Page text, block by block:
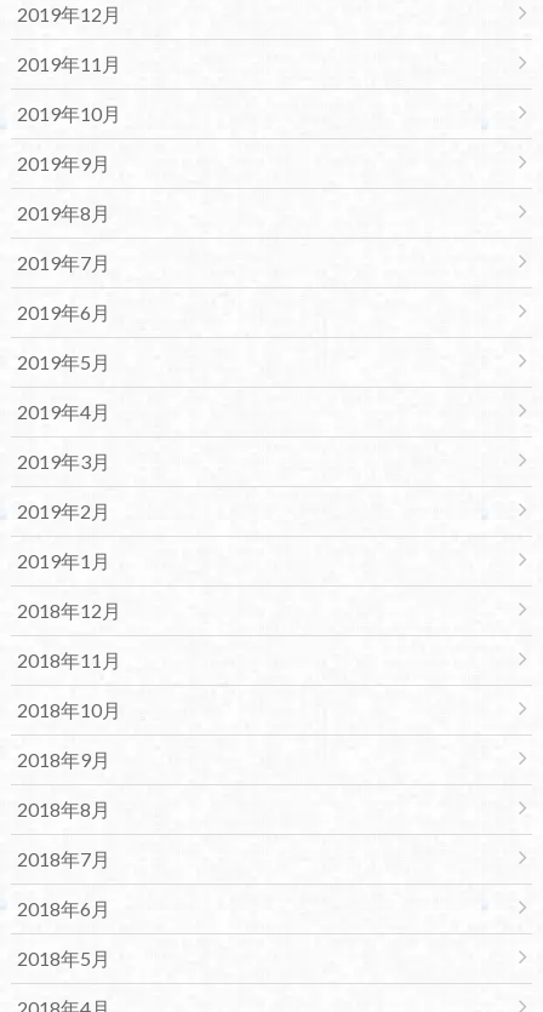
2019年12月
2019年11月
2019年10月
2019年9月
2019年8月
2019年7月
2019年6月
2019年5月
2019年4月
2019年3月
2019年2月
2019年1月
2018年12月
2018年11月
2018年10月
2018年9月
2018年8月
2018年7月
2018年6月
2018年5月
2018年4月